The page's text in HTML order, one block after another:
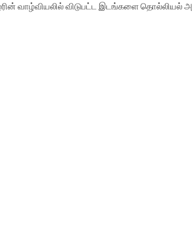
வாழ்வியலில் விடுபட்ட இடங்களை தொல்லியல்